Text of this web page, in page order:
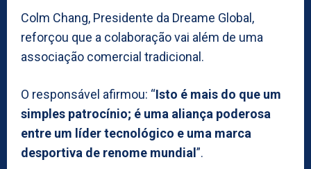
Colm Chang, Presidente da Dreame Global,
reforçou que a colaboração vai além de uma
associação comercial tradicional.
O responsável afirmou: “Isto é mais do que um
simples patrocínio; é uma aliança poderosa
entre um líder tecnológico e uma marca
desportiva de renome mundial ”.